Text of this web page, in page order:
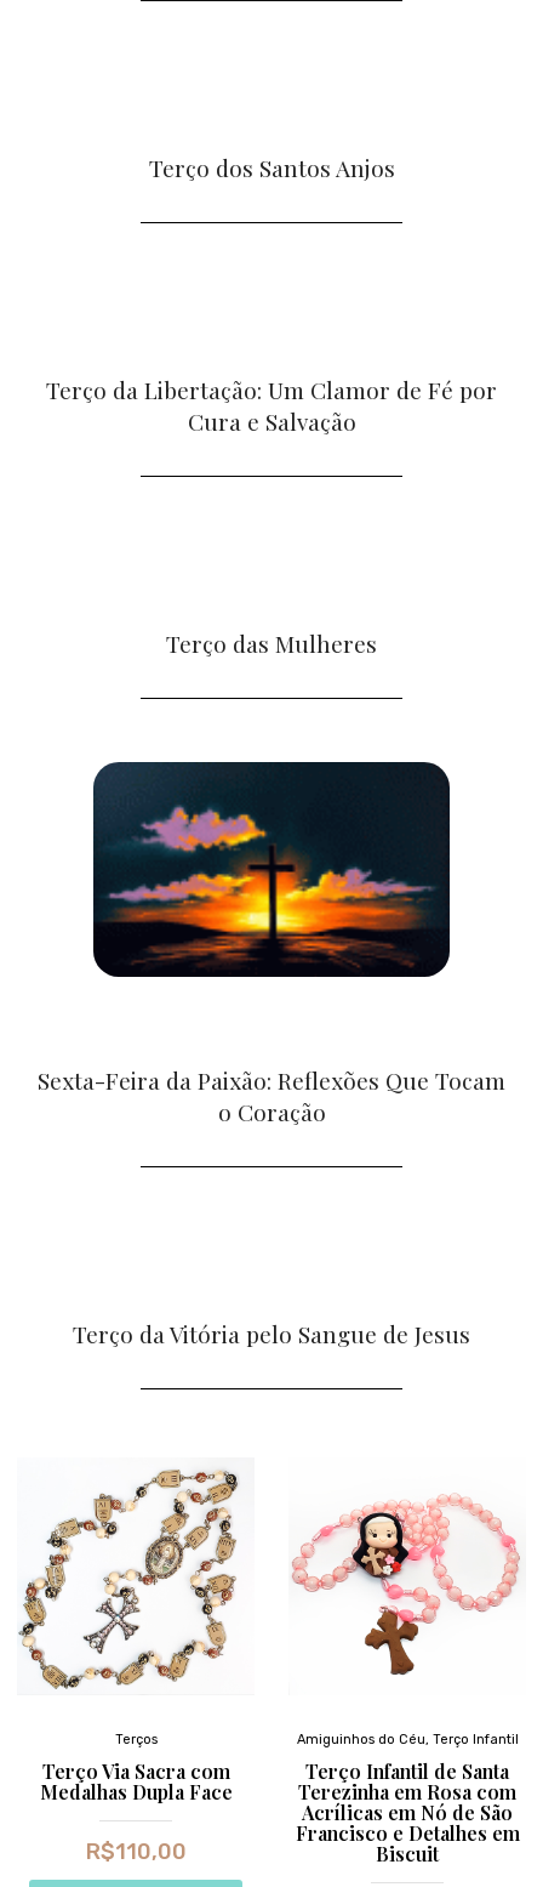
Terço dos Santos Anjos
Terço da Libertação: Um Clamor de Fé por
Cura e Salvação
Terço das Mulheres
Sexta-Feira da Paixão: Reflexões Que Tocam
o Coração
Terço da Vitória pelo Sangue de Jesus
Terços
Terço Via Sacra com
Medalhas Dupla Face
R$110,00
Amiguinhos do Céu, Terço Infantil
Terço Infantil de Santa
Terezinha em Rosa com
Acrílicas em Nó de São
Francisco e Detalhes em
Biscuit